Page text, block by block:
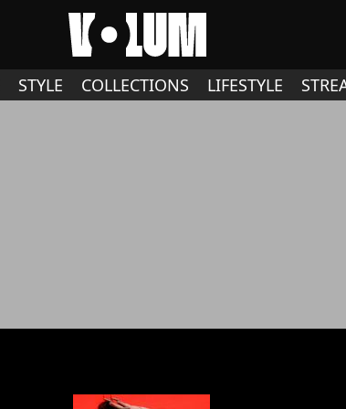
STYLE COLLECTIONS LIFESTYLE